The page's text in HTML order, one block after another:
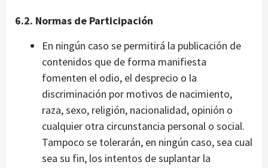
6.2. Normas de Participación
En ningún caso se permitirá la publicación de
contenidos que de forma manifiesta
fomenten el odio, el desprecio o la
discriminación por motivos de nacimiento,
raza, sexo, religión, nacionalidad, opinión o
cualquier otra circunstancia personal o social.
Tampoco se tolerarán, en ningún caso, sea cual
sea su fin, los intentos de suplantar la